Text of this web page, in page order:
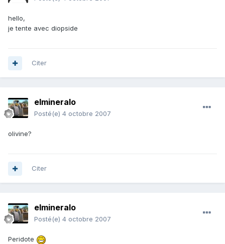
hello,
je tente avec diopside
Citer
elmineralo
Posté(e) 4 octobre 2007
olivine?
Citer
elmineralo
Posté(e) 4 octobre 2007
Peridote